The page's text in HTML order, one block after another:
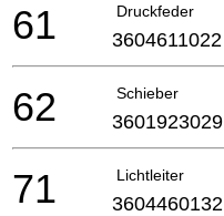
Druckfeder
61 3604611022
Schieber
62 3601923029
Lichtleiter
71 3604460132